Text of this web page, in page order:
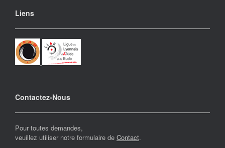
Liens
Contactez-Nous
Pour toutes demandes,
veuillez utiliser notre formulaire de Contact.